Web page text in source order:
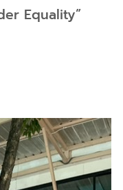
Equality”